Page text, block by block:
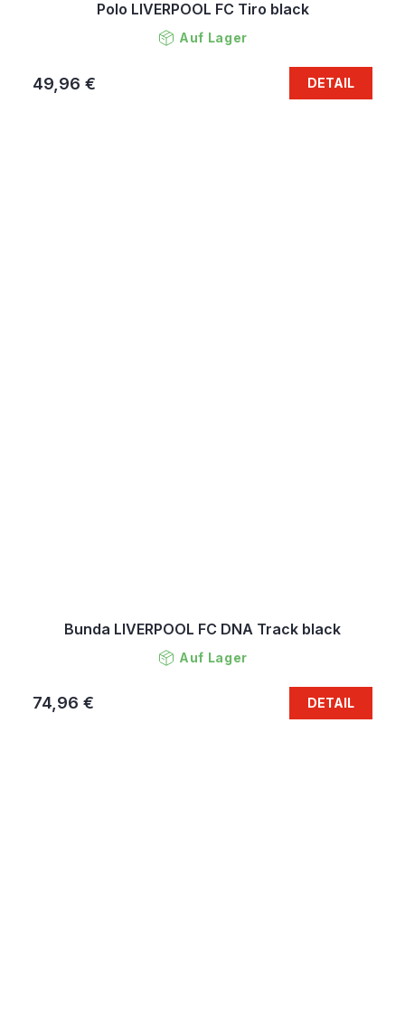
Polo LIVERPOOL FC Tiro black
Auf Lager
49,96 € DETAIL
Bunda LIVERPOOL FC DNA Track black
Auf Lager
74,96 € DETAIL